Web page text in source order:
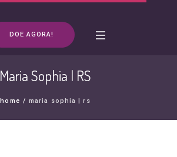
DOE AGORA!
Maria Sophia | RS
home / maria sophia | rs